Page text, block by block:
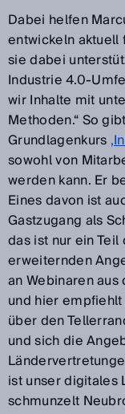
Dabei helfen
entwickeln aktuell
sie dabei
Industrie 4.0-
wir Inhalte mit
Methoden.“ So
Grundlagenkurs
sowohl von
werden kann. Er
Eines davon ist
Gastzugang als
das ist nur ein
erweiternden
an Webinaren
und hier
über den
und sich die
ist unser digitales
schmunzelt